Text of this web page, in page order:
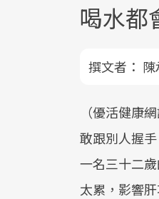
喝水都
撰文者：
（優活健康
敢跟別人握
一名三十二
太累，影響